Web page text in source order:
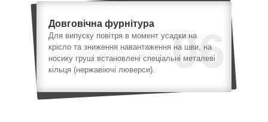
06
Довговічна фурнітура
Для випуску повітря в момент усадки на
крісло та зниження навантаження на шви, на
носику груші встановлені спеціальні металеві
кільця (нержавіючі люверси).